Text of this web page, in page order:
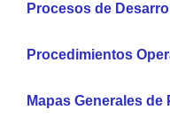
Procesos de
Procedimientos
Mapas Generales